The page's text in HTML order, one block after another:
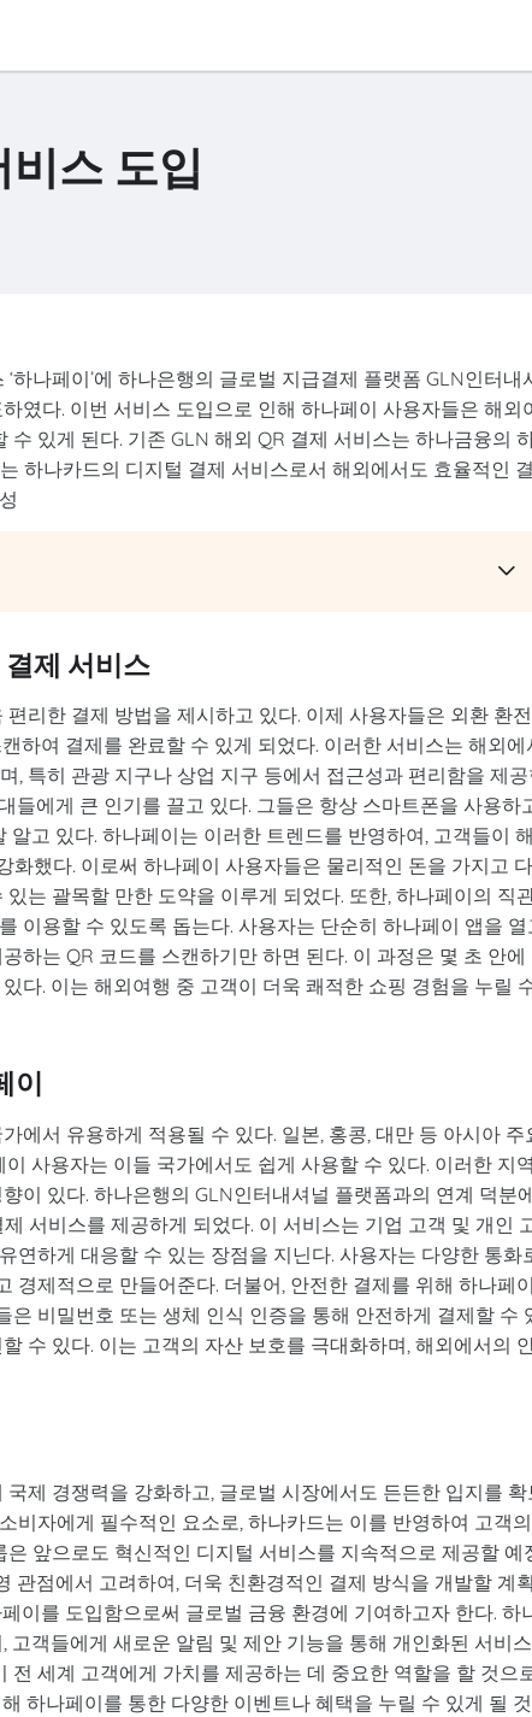
스 도입
하나페이’에 하나은행의 글로벌 지급결제 플랫폼 GLN인터내
였다. 이번 서비스 도입으로 인해 하나페이 사용자들은 해외
있게 된다. 기존 GLN 해외 QR 결제 서비스는 하나금융의
하나카드의 디지털 결제 서비스로서 해외에서도 효율적인 결
제 서비스
리한 결제 방법을 제시하고 있다. 이제 사용자들은 외환 환
하여 결제를 완료할 수 있게 되었다. 이러한 서비스는 해외에
, 특히 관광 지구나 상업 지구 등에서 접근성과 편리함을 제
들에게 큰 인기를 끌고 있다. 그들은 항상 스마트폰을 사용하
고 있다. 하나페이는 이러한 트렌드를 반영하여, 고객들이 해
화했다. 이로써 하나페이 사용자들은 물리적인 돈을 가지고 다
는 괄목할 만한 도약을 이루게 되었다. 또한, 하나페이의 직
이용할 수 있도록 돕는다. 사용자는 단순히 하나페이 앱을 열
하는 QR 코드를 스캔하기만 하면 된다. 이 과정은 몇 초 안에
다. 이는 해외여행 중 고객이 더욱 쾌적한 쇼핑 경험을 누릴
에서 유용하게 적용될 수 있다. 일본, 홍콩, 대만 등 아시아 주
사용자는 이들 국가에서도 쉽게 사용할 수 있다. 이러한 지역
이 있다. 하나은행의 GLN인터내셔널 플랫폼과의 연계 덕분
서비스를 제공하게 되었다. 이 서비스는 기업 고객 및 개인
연하게 대응할 수 있는 장점을 지닌다. 사용자는 다양한 통화
경제적으로 만들어준다. 더불어, 안전한 결제를 위해 하나페이
비밀번호 또는 생체 인식 인증을 통해 안전하게 결제할 수
수 있다. 이는 고객의 자산 보호를 극대화하며, 해외에서의
제 경쟁력을 강화하고, 글로벌 시장에서도 든든한 입지를 확
비자에게 필수적인 요소로, 하나카드는 이를 반영하여 고객의
앞으로도 혁신적인 디지털 서비스를 지속적으로 제공할 예
관점에서 고려하여, 더욱 친환경적인 결제 방식을 개발할 계획
이를 도입함으로써 글로벌 금융 환경에 기여하고자 한다. 하
객들에게 새로운 알림 및 제안 기능을 통해 개인화된 서비스
세계 고객에게 가치를 제공하는 데 중요한 역할을 할 것으
하나페이를 통한 다양한 이벤트나 혜택을 누릴 수 있게 될